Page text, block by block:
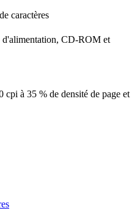
caractères
d'alimentation, CD-ROM et
à 35 % de densité de page et